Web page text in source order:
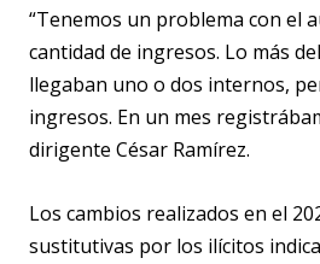
“Tenemos un problema con el
cantidad de ingresos. Lo más
llegaban uno o dos internos,
ingresos. En un mes
dirigente César Ramírez.
Los cambios realizados en el
sustitutivas por los ilícitos